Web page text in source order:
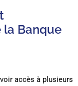
la Banque
accès à plusieurs